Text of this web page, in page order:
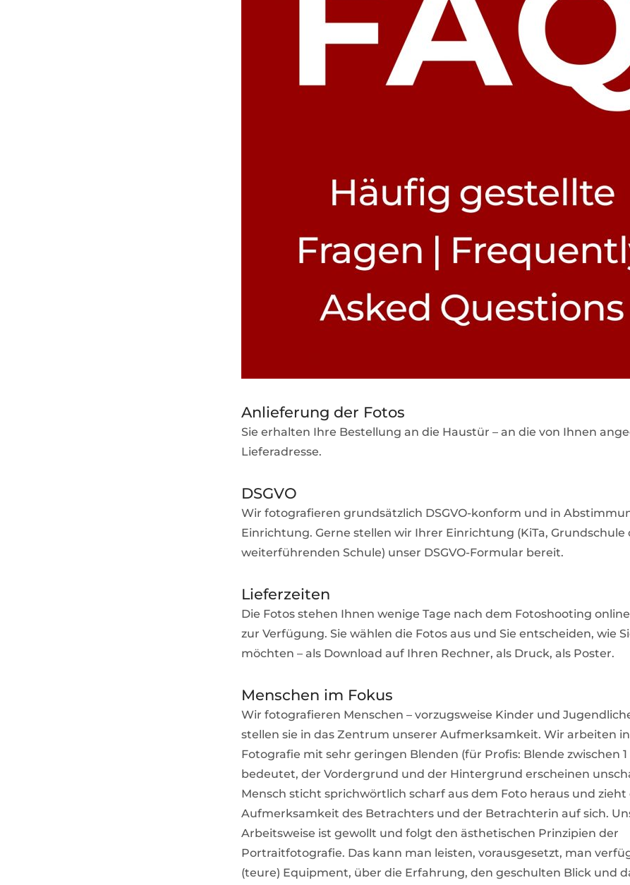
Anlieferung der Fotos
Sie erhalten Ihre Bestellung an die Haustür – an die von Ihnen
Lieferadresse.
DSGVO
Wir fotografieren grundsätzlich DSGVO-konform und in
Einrichtung. Gerne stellen wir Ihrer Einrichtung (KiTa, Grundschule
weiterführenden Schule) unser DSGVO-Formular bereit.
Lieferzeiten
Die Fotos stehen Ihnen wenige Tage nach dem Fotoshooting
zur Verfügung. Sie wählen die Fotos aus und Sie entscheiden, wie
möchten – als Download auf Ihren Rechner, als Druck, als Poster.
Menschen im Fokus
Wir fotografieren Menschen – vorzugsweise Kinder und
stellen sie in das Zentrum unserer Aufmerksamkeit. Wir arbeiten
Fotografie mit sehr geringen Blenden (für Profis: Blende zwischen 1
bedeutet, der Vordergrund und der Hintergrund erscheinen
Mensch sticht sprichwörtlich scharf aus dem Foto heraus und zieht
Aufmerksamkeit des Betrachters und der Betrachterin auf sich.
Arbeitsweise ist gewollt und folgt den ästhetischen Prinzipien der
Portraitfotografie. Das kann man leisten, vorausgesetzt, man
(teure) Equipment, über die Erfahrung, den geschulten Blick und